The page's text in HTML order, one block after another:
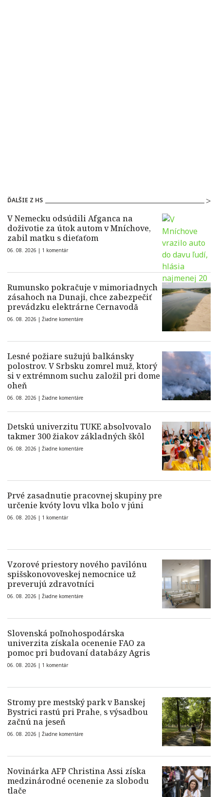
ĎALŠIE Z HS
V Nemecku odsúdili Afganca na
doživotie za útok autom v Mníchove,
zabil matku s dieťaťom
06. 08. 2026 | 1 komentár
Rumunsko pokračuje v mimoriadnych
zásahoch na Dunaji, chce zabezpečiť
prevádzku elektrárne Cernavodă
06. 08. 2026 | Žiadne komentáre
Lesné požiare sužujú balkánsky
polostrov. V Srbsku zomrel muž, ktorý
si v extrémnom suchu založil pri dome
oheň
06. 08. 2026 | Žiadne komentáre
Detskú univerzitu TUKE absolvovalo
takmer 300 žiakov základných škôl
06. 08. 2026 | Žiadne komentáre
Prvé zasadnutie pracovnej skupiny pre
určenie kvóty lovu vlka bolo v júni
06. 08. 2026 | 1 komentár
Vzorové priestory nového pavilónu
spišskonovoveskej nemocnice už
preverujú zdravotníci
06. 08. 2026 | Žiadne komentáre
Slovenská poľnohospodárska
univerzita získala ocenenie FAO za
pomoc pri budovaní databázy Agris
06. 08. 2026 | 1 komentár
Stromy pre mestský park v Banskej
Bystrici rastú pri Prahe, s výsadbou
začnú na jeseň
06. 08. 2026 | Žiadne komentáre
Novinárka AFP Christina Assi získa
medzinárodné ocenenie za slobodu
tlače